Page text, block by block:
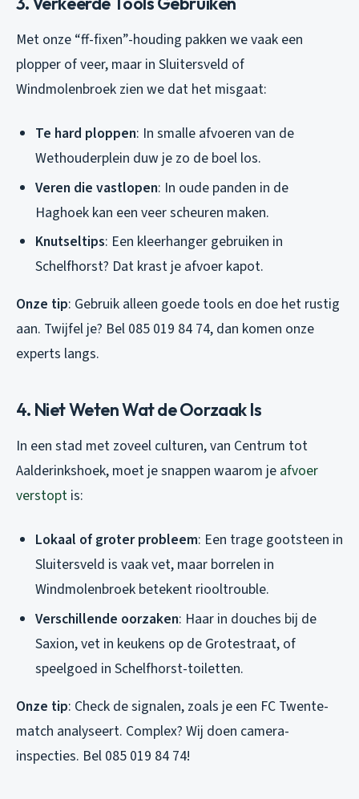
Met onze “ff-fixen”-houding pakken we vaak een
plopper of veer, maar in Sluitersveld of
Windmolenbroek zien we dat het misgaat:
Te hard ploppen: In smalle afvoeren van de
Wethouderplein duw je zo de boel los.
Veren die vastlopen: In oude panden in de
Haghoek kan een veer scheuren maken.
Knutseltips: Een kleerhanger gebruiken in
Schelfhorst? Dat krast je afvoer kapot.
Onze tip: Gebruik alleen goede tools en doe het rustig
aan. Twijfel je? Bel 085 019 84 74, dan komen onze
experts langs.
4. Niet Weten Wat de Oorzaak Is
In een stad met zoveel culturen, van Centrum tot
Aalderinkshoek, moet je snappen waarom je afvoer
verstopt is:
Lokaal of groter probleem: Een trage gootsteen in
Sluitersveld is vaak vet, maar borrelen in
Windmolenbroek betekent riooltrouble.
Verschillende oorzaken: Haar in douches bij de
Saxion, vet in keukens op de Grotestraat, of
speelgoed in Schelfhorst-toiletten.
Onze tip: Check de signalen, zoals je een FC Twente-
match analyseert. Complex? Wij doen camera-
inspecties. Bel 085 019 84 74!